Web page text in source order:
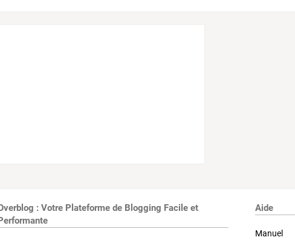
: Votre Plateforme de Blogging Facile et
Aide
Manuel